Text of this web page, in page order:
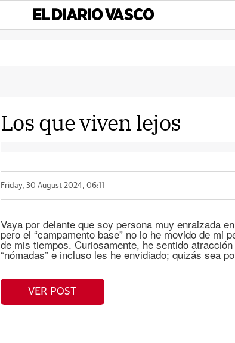
Los que viven lejos
Friday, 30 August 2024, 06:11
Vaya por delante que soy persona muy enraizada
pero el “campamento base” no lo he movido de mi
de mis tiempos. Curiosamente, he sentido
“nómadas” e incluso les he envidiado; quizás sea
VER POST